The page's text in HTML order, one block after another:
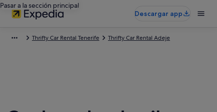
Pasar a la sección principal
Descargar app
Thrifty Car Rental Tenerife Thrifty Car Rental Adeje